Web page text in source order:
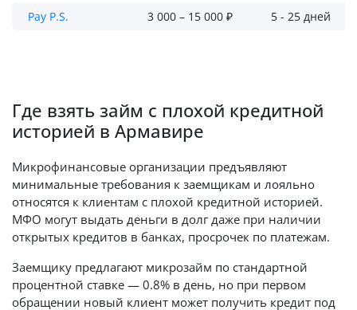
Pay P.S. 3 000 – 15 000 ₽ 5 - 25 дней
Где взять займ с плохой кредитной
историей в Армавире
Микрофинансовые организации предъявляют
минимальные требования к заемщикам и лояльно
относятся к клиентам с плохой кредитной историей.
МФО могут выдать деньги в долг даже при наличии
открытых кредитов в банках, просрочек по платежам.
Заемщику предлагают микрозайм по стандартной
процентной ставке — 0.8% в день, но при первом
обращении новый клиент может получить кредит под